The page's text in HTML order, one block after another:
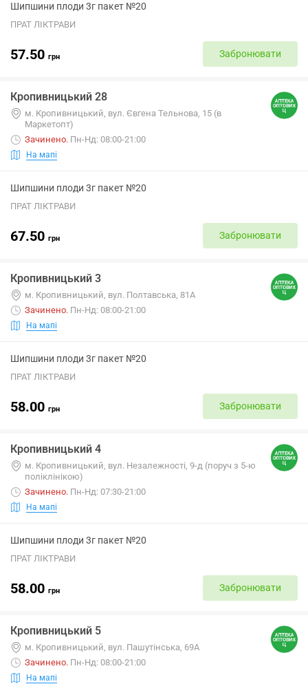
Шипшини плоди 3г пакет №20
ПРАТ ЛІКТРАВИ
57.50 грн Забронювати
Кропивницький 28
м. Кропивницький, вул. Євгена Тельнова, 15 (в
Маркетопт)
Зачинено. Пн-Нд: 08:00-21:00
На мапі
Шипшини плоди 3г пакет №20
ПРАТ ЛІКТРАВИ
67.50 грн Забронювати
Кропивницький 3
м. Кропивницький, вул. Полтавська, 81А
Зачинено. Пн-Нд: 08:00-21:00
На мапі
Шипшини плоди 3г пакет №20
ПРАТ ЛІКТРАВИ
58.00 грн Забронювати
Кропивницький 4
м. Кропивницький, вул. Незалежності, 9-д (поруч з 5-ю
поліклінікою)
Зачинено. Пн-Нд: 07:30-21:00
На мапі
Шипшини плоди 3г пакет №20
ПРАТ ЛІКТРАВИ
58.00 грн Забронювати
Кропивницький 5
м. Кропивницький, вул. Пашутінська, 69А
Зачинено. Пн-Нд: 08:00-21:00
На мапі